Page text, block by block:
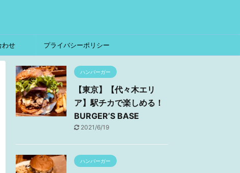
わせ プライバシーポリシー
ハンバーガー
【東京】【代々木エリ
ア】駅チカで楽しめる！
BURGER’S BASE
2021/6/19
ハンバーガー